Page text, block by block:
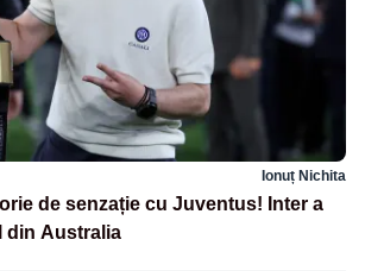
Ionuț Nichita
de senzație cu Juventus! Inter a
din Australia